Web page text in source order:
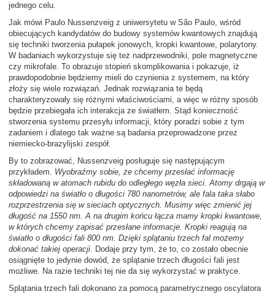
jednego celu.
Jak mówi Paulo Nussenzveig z uniwersytetu w São Paulo, wśród
obiecujących kandydatów do budowy systemów kwantowych znajdują
się techniki tworzenia pułapek jonowych, kropki kwantowe, polarytony.
W badaniach wykorzystuje się też nadprzewodniki, pole magnetyczne
czy mikrofale. To obrazuje stopień skomplikowania i pokazuje, iż
prawdopodobnie będziemy mieli do czynienia z systemem, na który
złoży się wiele rozwiązań. Jednak rozwiązania te będą
charakteryzowały się różnymi właściwościami, a więc w różny sposób
będzie przebiegała ich interakcja ze światłem. Stąd konieczność
stworzenia systemu przesyłu informacji, który poradzi sobie z tym
zadaniem i dlatego tak ważne są badania przeprowadzone przez
niemiecko-brazylijski zespół.
By to zobrazować, Nussenzveig posługuje się następującym
przykładem. Wyobraźmy sobie, że chcemy przesłać informację
składowaną w atomach rubidu do odległego węzła sieci. Atomy drgają w
odpowiedzi na światło o długości 780 nanometrów, ale fala taka słabo
rozprzestrzenia się w sieciach optycznych. Musimy więc zmienić jej
długość na 1550 nm. A na drugim końcu łącza mamy kropki kwantowe,
w których chcemy zapisać przesłane informacje. Kropki reagują na
światło o długości fali 800 nm. Dzięki splątaniu trzech fal możemy
dokonać takiej operacji. Dodaje przy tym, że to, co zostało obecnie
osiągnięte to jedynie dowód, że splątanie trzech długości fali jest
możliwe. Na razie techniki tej nie da się wykorzystać w praktyce.
Splątania trzech fali dokonano za pomocą parametrycznego oscylatora